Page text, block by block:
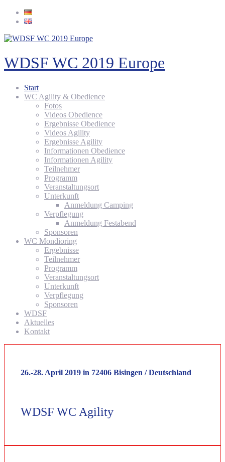
WDSF WC 2019 Europe
Start
WC Agility & Obedience
Fotos
Videos Obedience
Ergebnisse Obedience
Videos Agility
Ergebnisse Agility
Informationen Obedience
Informationen Agility
Teilnehmer
Programm
Veranstaltungsort
Unterkunft
Anmeldung Camping
Verpflegung
Anmeldung Festabend
Sponsoren
WC Mondioring
Ergebnisse
Teilnehmer
Programm
Veranstaltungsort
Unterkunft
Verpflegung
Sponsoren
WDSF
Aktuelles
Kontakt
26.-28. April 2019 in 72406 Bisingen / Deutschland
WDSF WC Agility